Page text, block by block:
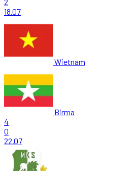
18.07
Wietnam
Birma
4
0
22.07